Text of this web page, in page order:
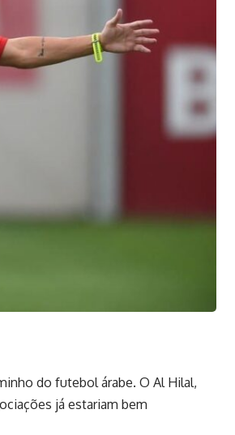
do futebol árabe. O Al Hilal,
já estariam bem